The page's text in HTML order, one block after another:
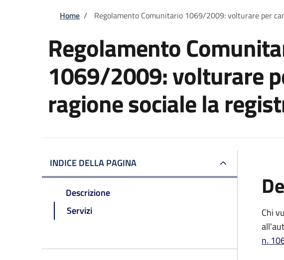
Briciole di pane
Home / Regolamento Comunitario 1069/2009: volturare per
Regolamento
1069/2009: volturare
ragione sociale la
INDICE DELLA PAGINA
Descrizione
Servizi
Chi
n.